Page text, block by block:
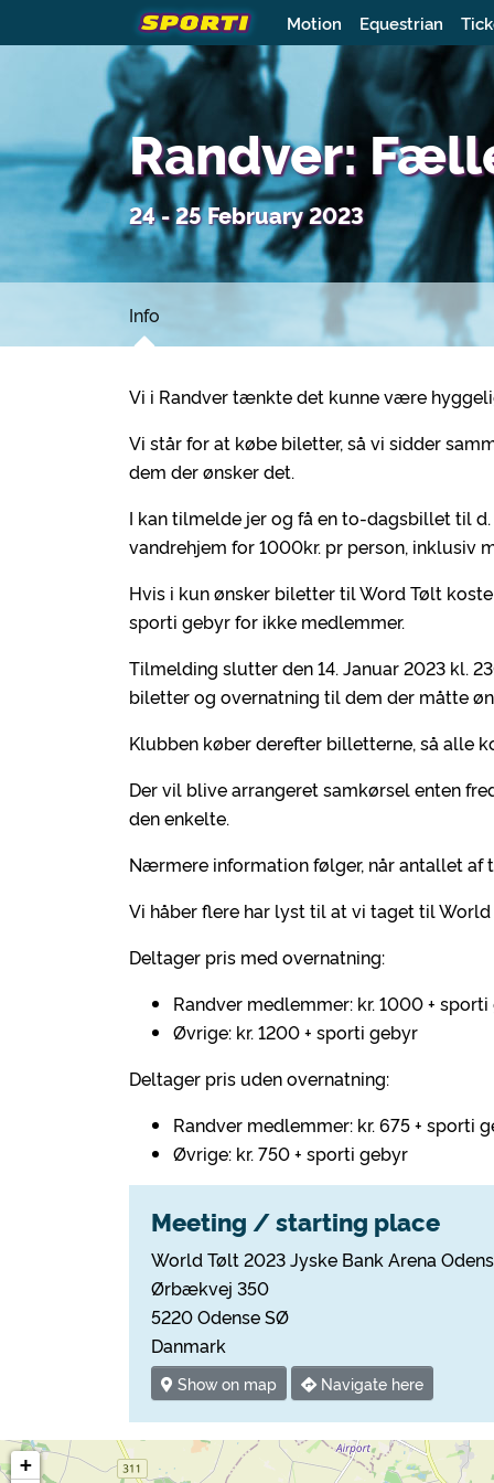
Motion Equestrian
Randver:
24 - 25 February 2023
Info
Vi i Randver tænkte det kunne være
Vi står for at købe biletter, så vi sidder
dem der ønsker det.
I kan tilmelde jer og få en to-dagsbillet til
vandrehjem for 1000kr. pr person, inklusiv
Hvis i kun ønsker biletter til Word Tølt
sporti gebyr for ikke medlemmer.
Tilmelding slutter den 14. Januar 2023 kl.
biletter og overnatning til dem der måtte
Klubben køber derefter billetterne, så alle
Der vil blive arrangeret samkørsel enten
den enkelte.
Nærmere information følger, når antallet af
Vi håber flere har lyst til at vi taget til World
Deltager pris med overnatning:
Randver medlemmer: kr. 1000 +
Øvrige: kr. 1200 + sporti gebyr
Deltager pris uden overnatning:
Randver medlemmer: kr. 675 + sporti
Øvrige: kr. 750 + sporti gebyr
Meeting / starting place
World Tølt 2023 Jyske Bank Arena
Ørbækvej 350
5220 Odense SØ
Danmark
Show on map Navigate here
+